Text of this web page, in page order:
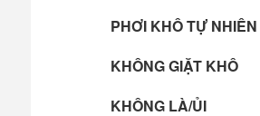
PHƠI KHÔ TỰ NHIÊN
KHÔNG GIẶT KHÔ
KHÔNG LÀ/ỦI